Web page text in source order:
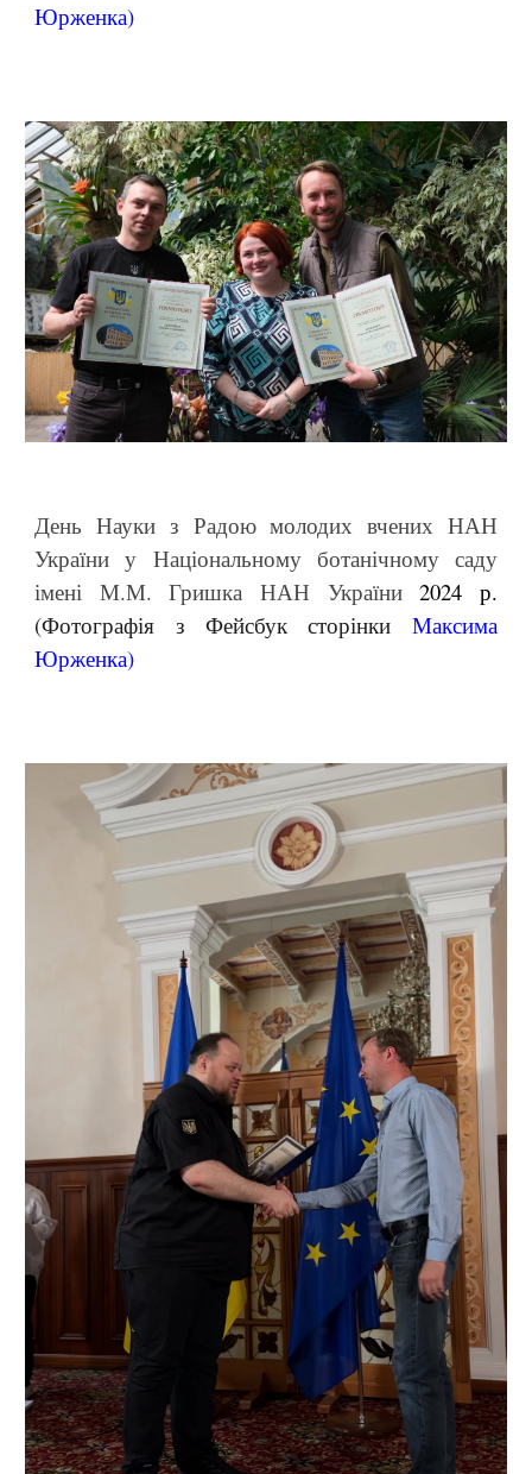
Юрженка)
День Науки з Радою молодих вчених НАН
України у Національному ботанічному саду
імені М.М. Гришка НАН України2024 р.
(Фотографія з Фейсбук сторінки Максима
Юрженка)